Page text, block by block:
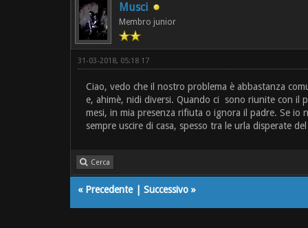
Musci
Membro junior
31-03-2018, 05:18 17
Ciao, vedo che il nostro problema è abbastanza
e, ahimè, nidi diversi. Quando ci sono riunite con il
mesi, in mia presenza rifiuta o ignora il padre. Se
sempre uscire di casa, spesso tra le urla disperate
Cerca
« Precedente| Successivo »